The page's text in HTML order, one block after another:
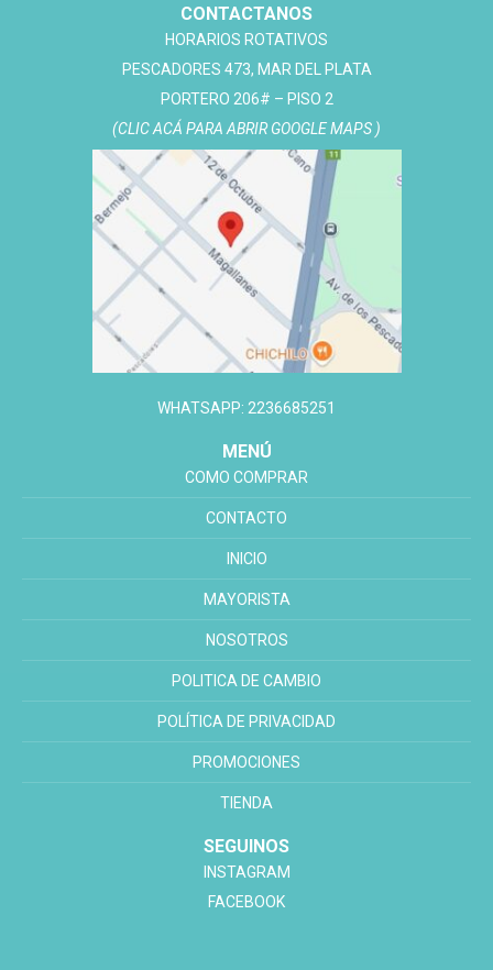
CONTACTANOS
HORARIOS ROTATIVOS
PESCADORES 473, MAR DEL PLATA
PORTERO 206# – PISO 2
(CLIC ACÁ PARA ABRIR GOOGLE MAPS )
WHATSAPP: 2236685251
MENÚ
COMO COMPRAR
CONTACTO
INICIO
MAYORISTA
NOSOTROS
POLITICA DE CAMBIO
POLÍTICA DE PRIVACIDAD
PROMOCIONES
TIENDA
SEGUINOS
INSTAGRAM
FACEBOOK